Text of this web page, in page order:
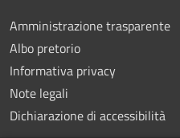
Amministrazione trasparente
Albo pretorio
Informativa privacy
Note legali
Dichiarazione di accessibilità